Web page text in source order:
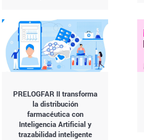
PRELOGFAR II transforma
la distribución
farmacéutica con
Inteligencia Artificial y
trazabilidad inteligente